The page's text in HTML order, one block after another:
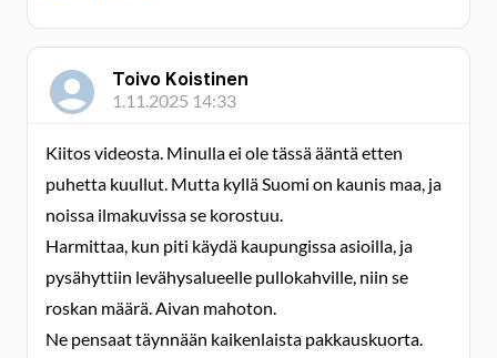
Toivo Koistinen
1.11.2025 14:33
Kiitos videosta. Minulla ei ole tässä ääntä etten
puhetta kuullut. Mutta kyllä Suomi on kaunis maa, ja
noissa ilmakuvissa se korostuu.
Harmittaa, kun piti käydä kaupungissa asioilla, ja
pysähyttiin levähysalueelle pullokahville, niin se
roskan määrä. Aivan mahoton.
Ne pensaat täynnään kaikenlaista pakkauskuorta.